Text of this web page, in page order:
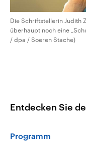
Die Schriftstellerin Judith
überhaupt noch eine
/ dpa / Soeren Stache)
Entdecken Sie
Programm